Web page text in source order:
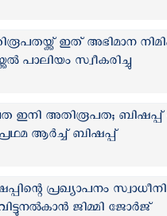
ഇത് അഭിമാന
പാലിയം സ്വീകരിച്ചു
ഇനി അതിരൂപത; ബിഷപ്പ്
ആർച്ച് ബിഷപ്പ്
പ്രഖ്യാപനം
ജിമ്മി ജോര്‍ജ്